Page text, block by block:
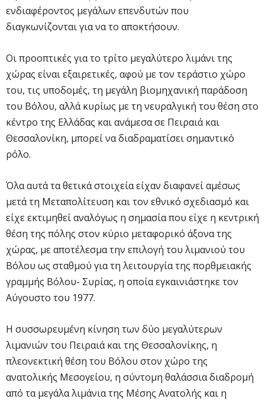
ενδιαφέροντος μεγάλων επενδυτών που
διαγκωνίζονται για να το αποκτήσουν.
Οι προοπτικές για το τρίτο μεγαλύτερο λιμάνι της
χώρας είναι εξαιρετικές, αφού με τον τεράστιο χώρο
του, τις υποδομές, τη μεγάλη βιομηχανική παράδοση
του Βόλου, αλλά κυρίως με τη νευραλγική του θέση στο
κέντρο της Ελλάδας και ανάμεσα σε Πειραιά και
Θεσσαλονίκη, μπορεί να διαδραματίσει σημαντικό
ρόλο.
Όλα αυτά τα θετικά στοιχεία είχαν διαφανεί αμέσως
μετά τη Μεταπολίτευση και τον εθνικό σχεδιασμό και
είχε εκτιμηθεί αναλόγως η σημασία που είχε η κεντρική
θέση της πόλης στον κύριο μεταφορικό άξονα της
χώρας, με αποτέλεσμα την επιλογή του λιμανιού του
Βόλου ως σταθμού για τη λειτουργία της πορθμειακής
γραμμής Βόλου- Συρίας, η οποία εγκαινιάστηκε τον
Αύγουστο του 1977.
Η συσσωρευμένη κίνηση των δύο μεγαλύτερων
λιμανιών του Πειραιά και της Θεσσαλονίκης, η
πλεονεκτική θέση του Βόλου στον χώρο της
ανατολικής Μεσογείου, η σύντομη θαλάσσια διαδρομή
από τα μεγάλα λιμάνια της Μέσης Ανατολής και η